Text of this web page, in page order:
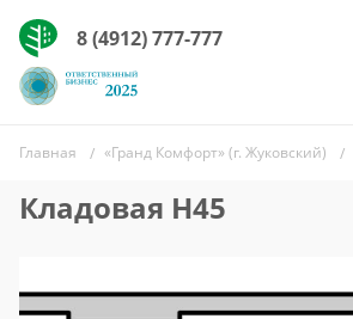
8 (4912) 777-777
Главная «Гранд Комфорт» (г. Жуковский)
Кладовая Н45